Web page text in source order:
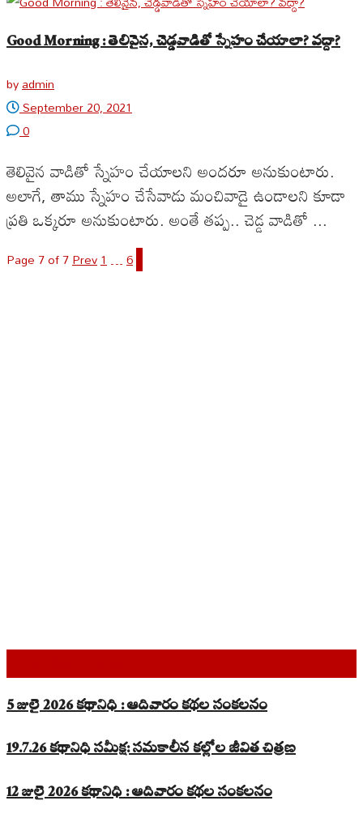
Good Morning : తెలివైన, చెడ్డవాడితో స్నేహం చేయాలా? వద్దా?
byadmin
September 20, 2021
0
తెలివైన వాడితో స్నేహం చేయాలని అందరూ అనుకుంటారు.
అలాగే, తాము స్నేహం చేసేవాడు మంచివాడై ఉండాలని కూడా
ప్రతి ఒక్కరూ అనుకుంటారు. అంతే తప్ప.. చెడ్డ వాడితో ...
Page 7 of 7Prev1…6
5 జులై 2026 కథానిధి : ఆదివారం కథల సంకలనం
19.7.26 కథానిధి సమీక్ష: సమకాలీన కల్లోల జీవిత చిత్రణ
12 జులై 2026 కథానిధి : ఆదివారం కథల సంకలనం